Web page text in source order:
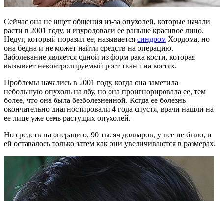
Сейчас она не ищет общения из-за опухолей, которые начали
расти в 2001 году, и изуродовали ее раньше красивое лицо.
Недуг, который поразил ее, называется синдром Хордома, но
она бедна и не может найти средств на операцию.
Заболевание является одной из форм рака кости, которая
вызывает неконтролируемый рост ткани на костях.
Проблемы начались в 2001 году, когда она заметила
небольшую опухоль на лбу, но она проигнорировала ее, тем
более, что она была безболезненной. Когда ее болезнь
окончательно диагностировали 4 года спустя, врачи нашли на
ее лице уже семь растущих опухолей.
Но средств на операцию, 90 тысяч долларов, у нее не было, и
ей оставалось только затем как они увеличиваются в размерах.